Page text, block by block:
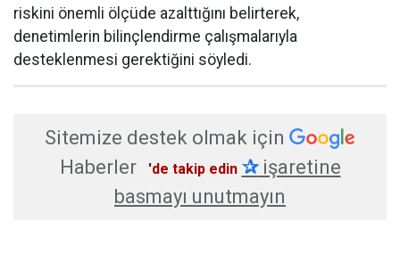
riskini önemli ölçüde azalttığını belirterek,
denetimlerin bilinçlendirme çalışmalarıyla
desteklenmesi gerektiğini söyledi.
Sitemize destek olmak için
Haberler
'de takip edin ✰işaretine
basmayı unutmayın